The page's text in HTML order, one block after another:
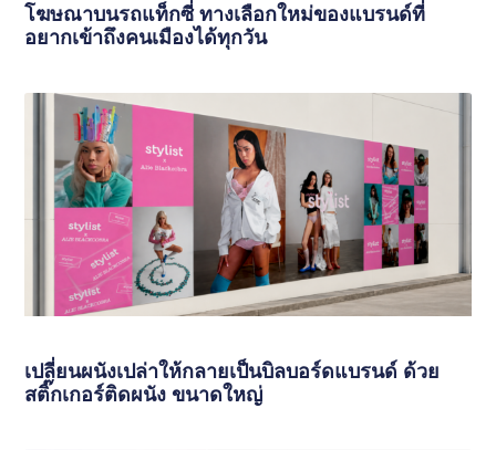
โฆษณาบนรถแท็กซี่ ทางเลือกใหม่ของแบรนด์ที่
อยากเข้าถึงคนเมืองได้ทุกวัน
เปลี่ยนผนังเปล่าให้กลายเป็นบิลบอร์ดแบรนด์ ด้วย
สติ๊กเกอร์ติดผนัง ขนาดใหญ่